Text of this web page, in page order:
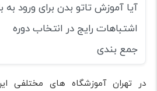
آیا آموزش تاتو بدن برای ورود به
اشتباهات رایج در انتخاب دوره
جمع بندی
در تهران آموزشگاه های مختلفی